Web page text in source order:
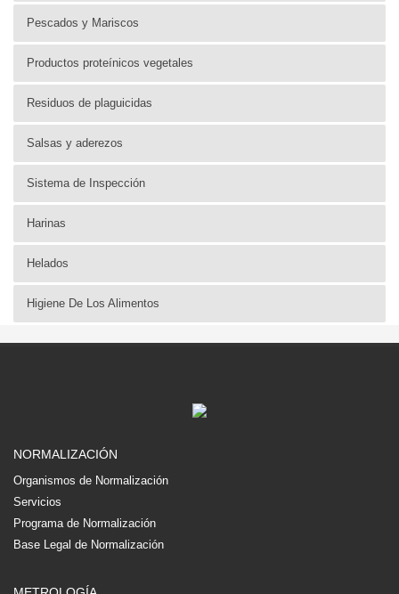
Pescados y Mariscos
Productos proteínicos vegetales
Residuos de plaguicidas
Salsas y aderezos
Sistema de Inspección
Harinas
Helados
Higiene De Los Alimentos
NORMALIZACIÓN
Organismos de Normalización
Servicios
Programa de Normalización
Base Legal de Normalización